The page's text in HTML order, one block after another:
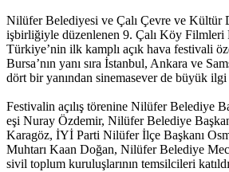
Nilüfer Belediyesi ve Çalı Çevre ve
işbirliğiyle düzenlenen 9. Çalı Köy Filmleri
Türkiye’nin ilk kamplı açık hava festivali
Bursa’nın yanı sıra İstanbul, Ankara ve
dört bir yanından sinemasever de büyük ilgi
Festivalin açılış törenine Nilüfer Belediye
eşi Nuray Özdemir, Nilüfer Belediye Başkan
Karagöz, İYİ Parti Nilüfer İlçe Başkanı
Muhtarı Kaan Doğan, Nilüfer Belediye
sivil toplum kuruluşlarının temsilcileri